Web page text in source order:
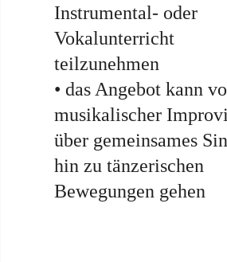
Instrumental- oder
Vokalunterricht
teilzunehmen
• das Angebot kann
musikalischer
über gemeinsames
hin zu tänzerischen
Bewegungen gehen